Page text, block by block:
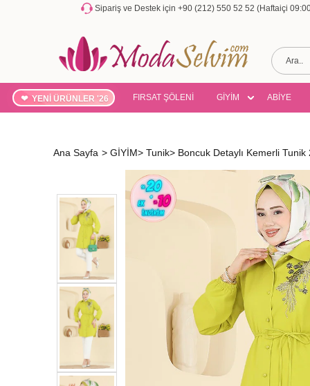
Sipariş ve Destek için +90 (212) 550 52 52 (Haftaiçi
YENİ ÜRÜNLER '26 FIRSAT ŞÖLENİ GİYİM ABİYE
Ana Sayfa > GİYİM> Tunik> Boncuk Detaylı Kemerli